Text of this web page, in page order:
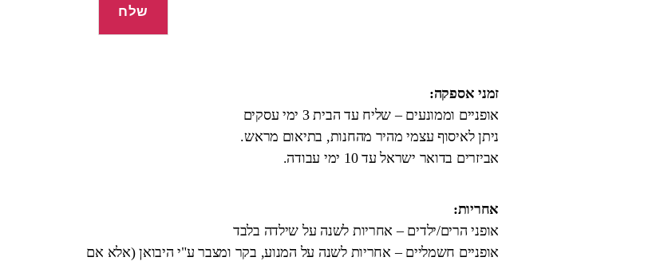
זמני אספקה:
אופניים וממונעים – שליח עד הבית 3 ימי עסקים
ניתן לאיסוף עצמי מהיר מהחנות, בתיאום מראש.
אביזרים בדואר ישראל עד 10 ימי עבודה.
אחריות:
אופני הרים/ילדים – אחריות לשנה על שילדה בלבד
אופניים חשמליים – אחריות לשנה על המנוע, בקר ומצבר ע"י היבואן (אלא אם